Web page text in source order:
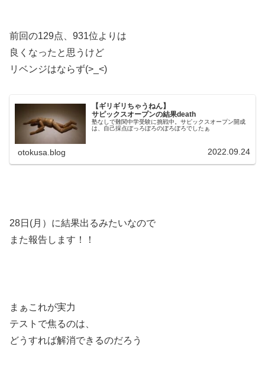
前回の129点、931位よりは
良くなったと思うけど
リベンジはならず(>_<)
【ギリギリちゃうねん】
サピックスオープンの結果death
塾なしで難関中学受験に挑戦中。サピックスオープン開成
は、自己採点ぼっろぼろのぼろぼろでしたぁ
otokusa.blog 2022.09.24
28日(月）に結果出るみたいなので
また報告します！！
まぁこれが実力
テストで焦るのは、
どうすれば解消できるのだろう